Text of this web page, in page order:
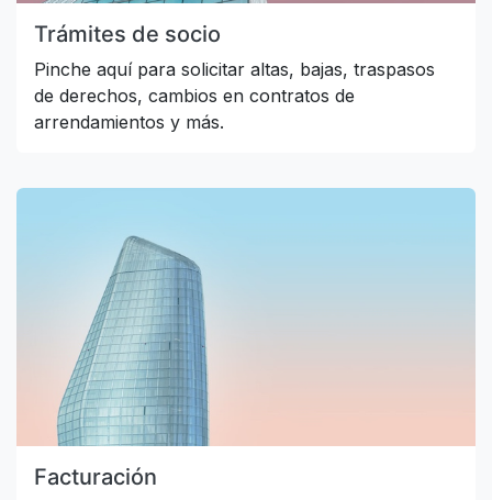
Trámites de socio
Pinche aquí para solicitar altas, bajas, traspasos
de derechos, cambios en contratos de
arrendamientos y más.
Facturación